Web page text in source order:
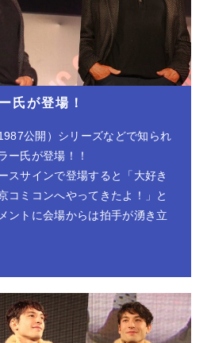
氏が登場！
公開）シリーズなどで知られ
ー氏が登場！！
スサインで登場すると「大好き
コミコンへやってきたよ！」と
ントに会場からは拍手が湧き立